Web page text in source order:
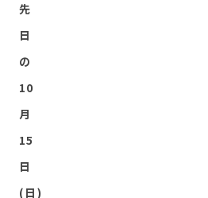
先
日
の
10
月
15
日
(日)